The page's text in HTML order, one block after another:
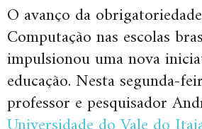
O avanço da
Computação nas escolas
impulsionou uma nova
educação. Nesta segunda-
professor e pesquisador